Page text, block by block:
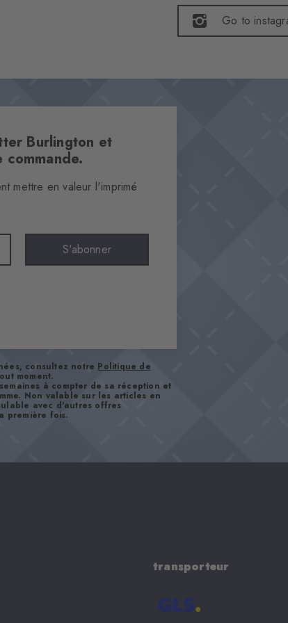
Go to
Burlington et
mettre en valeur l'imprimé
S'abonner
consultez notre Politique de
moment.
à compter de sa réception et
Non valable sur les articles en
avec d'autres offres
première fois.
transporteur